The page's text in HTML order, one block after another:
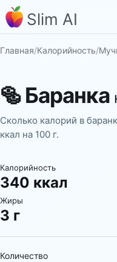
Slim AI
Главная/Калорийность/
🥯Баранка
Сколько калорий в
ккал на 100 г.
Калорийность
340 ккал
Жиры
3 г
Количество